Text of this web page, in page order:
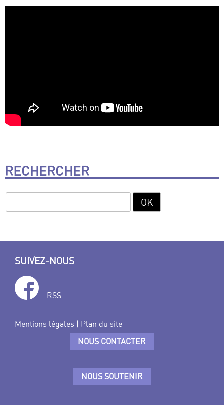
RECHERCHER
SUIVEZ-NOUS
RSS
Mentions légales | Plan du site
NOUS CONTACTER
NOUS SOUTENIR